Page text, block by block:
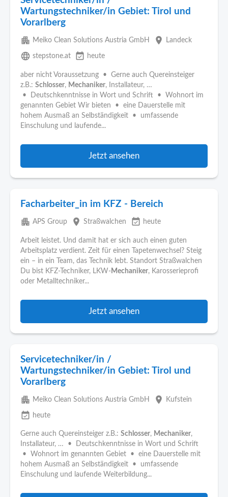
Wartungstechniker/in Gebiet: Tirol und
Vorarlberg
apartment Meiko Clean Solutions Austria GmbH place Landeck
language stepstone.at event_available heute
aber nicht Voraussetzung • Gerne auch Quereinsteiger
z.B.: Schlosser, Mechaniker, Installateur, …
• Deutschkenntnisse in Wort und Schrift • Wohnort im
genannten Gebiet Wir bieten • eine Dauerstelle mit
hohem Ausmaß an Selbständigkeit • umfassende
Einschulung und laufende...
Jetzt ansehen
Facharbeiter_in im KFZ - Bereich
apartment APS Group place Straßwalchen event_available heute
Arbeit leistet. Und damit hat er sich auch einen guten
Arbeitsplatz verdient. Zeit für einen Tapetenwechsel? Steig
ein – in ein Team, das Technik lebt. Standort Straßwalchen
Du bist KFZ-Techniker, LKW-Mechaniker, Karosserieprofi
oder Metalltechniker...
Jetzt ansehen
Servicetechniker/in /
Wartungstechniker/in Gebiet: Tirol und
Vorarlberg
apartment Meiko Clean Solutions Austria GmbH place Kufstein
event_available heute
Gerne auch Quereinsteiger z.B.: Schlosser, Mechaniker,
Installateur, … • Deutschkenntnisse in Wort und Schrift
• Wohnort im genannten Gebiet • eine Dauerstelle mit
hohem Ausmaß an Selbständigkeit • umfassende
Einschulung und laufende Weiterbildung...